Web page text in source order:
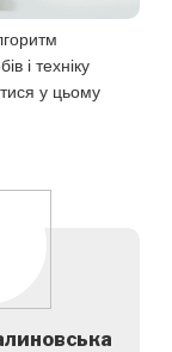
і техніку
у цьому